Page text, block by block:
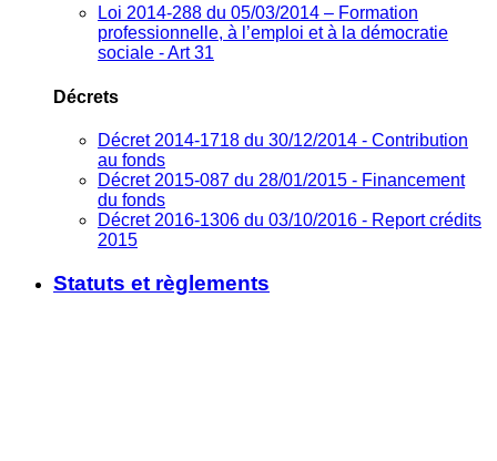
Loi 2014-288 du 05/03/2014 – Formation
professionnelle, à l’emploi et à la démocratie
sociale - Art 31
Décrets
Décret 2014-1718 du 30/12/2014 - Contribution
au fonds
Décret 2015-087 du 28/01/2015 - Financement
du fonds
Décret 2016-1306 du 03/10/2016 - Report crédits
2015
Statuts et règlements